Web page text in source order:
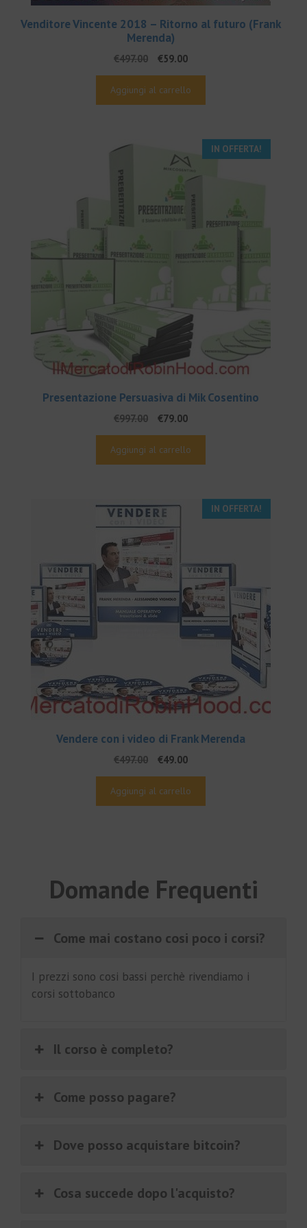
Venditore Vincente 2018 – Ritorno al futuro (Frank
Merenda)
€497.00
Il
prezzo
originale
€59.00Il
prezzo
attuale
Aggiungi al carrello
IN OFFERTA!
Presentazione Persuasiva di Mik Cosentino
€997.00
Il
prezzo
originale
€79.00Il
prezzo
attuale
Aggiungi al carrello
IN OFFERTA!
Vendere con i video di Frank Merenda
€497.00
Il
prezzo
originale
€49.00Il
prezzo
attuale
Aggiungi al carrello
Domande Frequenti
Come mai costano cosi poco i corsi?
I prezzi sono cosi bassi perchè rivendiamo i
corsi sottobanco
Il corso è completo?
Come posso pagare?
Dove posso acquistare bitcoin?
Cosa succede dopo l'acquisto?